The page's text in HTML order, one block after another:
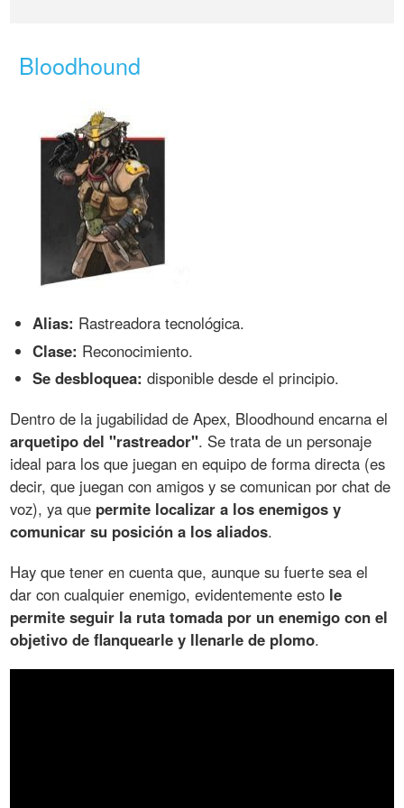
Bloodhound
Alias: Rastreadora tecnológica.
Clase: Reconocimiento.
Se desbloquea: disponible desde el principio.
Dentro de la jugabilidad de Apex, Bloodhound encarna el
arquetipo del "rastreador". Se trata de un personaje
ideal para los que juegan en equipo de forma directa (es
decir, que juegan con amigos y se comunican por chat de
voz), ya que permite localizar a los enemigos y
comunicar su posición a los aliados.
Hay que tener en cuenta que, aunque su fuerte sea el
dar con cualquier enemigo, evidentemente esto le
permite seguir la ruta tomada por un enemigo con el
objetivo de flanquearle y llenarle de plomo.